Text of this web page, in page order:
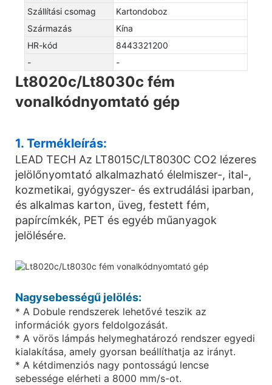
Szállítási csomag
Kartondoboz
Származás
Kína
HR-kód
8443321200
-
-
Lt8020c/Lt8030c fém
vonalkódnyomtató gép
1. Termékleírás:
LEAD TECH Az LT8015C/LT8030C CO2 lézeres
jelölőnyomtató alkalmazható élelmiszer-, ital-,
kozmetikai, gyógyszer- és extrudálási iparban,
és alkalmas karton, üveg, festett fém,
papírcímkék, PET és egyéb műanyagok
jelölésére.
Nagysebességű jelölés:
* A Dobule rendszerek lehetővé teszik az
információk gyors feldolgozását.
* A vörös lámpás helymeghatározó rendszer egyedi
kialakítása, amely gyorsan beállíthatja az irányt.
* A kétdimenziós nagy pontosságú lencse
sebessége elérheti a 8000 mm/s-ot.